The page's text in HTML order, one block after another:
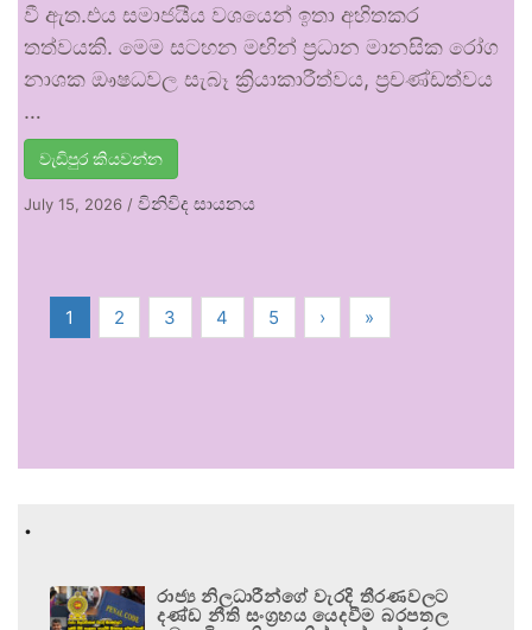
වී ඇත.එය සමාජයීය වශයෙන් ඉතා අහිතකර
තත්වයකි. මෙම සටහන මඟින් ප්‍රධාන මානසික රෝග
නාශක ඖෂධවල සැබෑ ක්‍රියාකාරීත්වය, ප්‍රචණ්ඩත්වය
…
වැඩිපුර කියවන්න
July 15, 2026 / විනිවිද සායනය
1 2 3 4 5 › »
.
රාජ්‍ය නිලධාරීන්ගේ වැරදි තීරණවලට
දණ්ඩ නීති සංග්‍රහය යෙදවීම බරපතල